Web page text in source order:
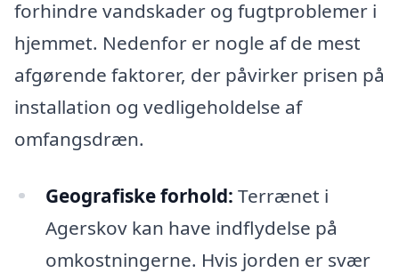
forhindre vandskader og fugtproblemer i
hjemmet. Nedenfor er nogle af de mest
afgørende faktorer, der påvirker prisen på
installation og vedligeholdelse af
omfangsdræn.
Geografiske forhold: Terrænet i
Agerskov kan have indflydelse på
omkostningerne. Hvis jorden er svær